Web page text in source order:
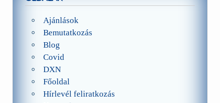
Ajánlások
Bemutatkozás
Blog
Covid
DXN
Főoldal
Hírlevél feliratkozás